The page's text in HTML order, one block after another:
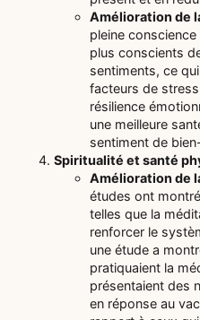
Amélioration de
pleine
plus conscients
sentiments, ce
facteurs de
résilience
une meilleure
sentiment de
Spiritualité et santé
Amélioration de
études ont
telles que la
renforcer le
une étude a
pratiquaient la
présentaient des
en réponse au